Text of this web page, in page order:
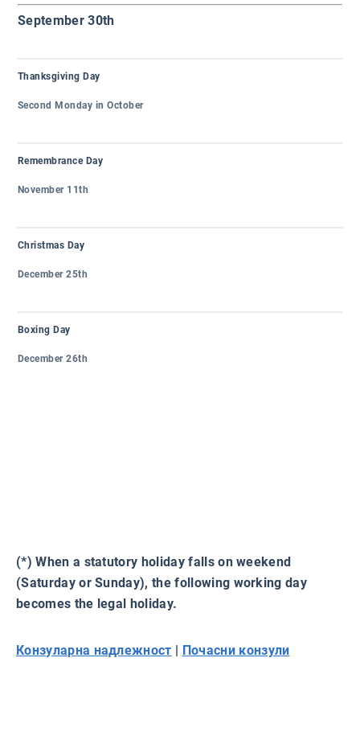
September 30th
Thanksgiving Day
Second Monday in October
Remembrance Day
November 11th
Christmas Day
December 25th
Boxing Day
December 26th
(*) When a statutory holiday falls on weekend
(Saturday or Sunday), the following working day
becomes the legal holiday.
Конзуларна надлежност | Почасни конзули